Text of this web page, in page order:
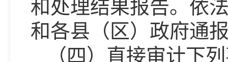
和处理结果报告。依
和各县（区）政府通
（四）直接审计下